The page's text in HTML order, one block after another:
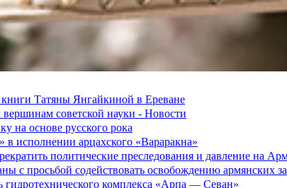
книги Татяны Янгайкиной в Ереване
советской науки - Новости
на основе русского рока
исполнении арцахского «Вараракна»
политические преследования и давление на
с просьбой содействовать освобождению армянских
гидротехнического комплекса «Арпа — Севан»